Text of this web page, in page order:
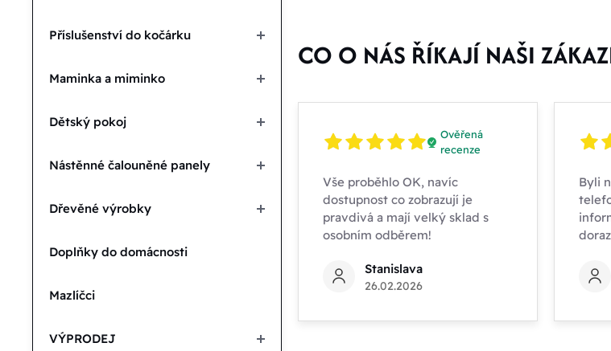
Příslušenství do kočárku
Maminka a miminko
Dětský pokoj
Nástěnné čalouněné panely
Dřevěné výrobky
Doplňky do domácnosti
Mazlíčci
VÝPRODEJ
Podle štítku
Novinka
Doporučujeme
CO O NÁS ŘÍKAJÍ NAŠI
Ověřená
recenze
Vše proběhlo OK, navíc
dostupnost co zobrazují je
pravdivá a mají velký sklad s
osobním odběrem!
Stanislava
26.02.2026
Byli